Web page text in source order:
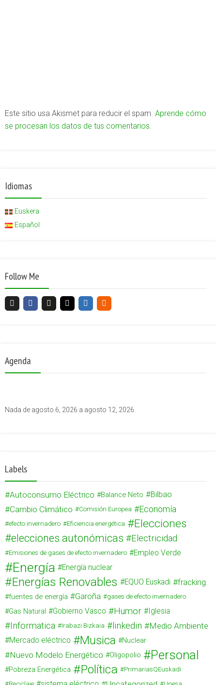
Este sitio usa Akismet para reducir el spam. Aprende cómo
se procesan los datos de tus comentarios.
Idiomas
Euskera
Español
Follow Me
Agenda
Nada de agosto 6, 2026 a agosto 12, 2026.
Labels
Autoconsumo Eléctrico Balance Neto Bilbao
Cambio Climático Comisión Europea Economía
efecto invernadero Eficiencia energética Elecciones
elecciones autonómicas Electricidad
Emisiones de gases de efecto invernadero Empleo Verde
Energía Energía nuclear
Energías Renovables EQUO Euskadi fracking
fuentes de energía Garoña gases de efecto invernadero
Gas Natural Gobierno Vasco Humor Iglesia
Informatica Irabazi Bizkaia linkedin Medio Ambiente
Mercado eléctrico Musica Nuclear
Nuevo Modelo Energético Oligopolio Personal
Pobreza Energética Política
PrimariasQEuskadi